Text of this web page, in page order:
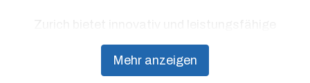
Lösungen und Services zu Versicherungen,
Vorsorge und Risikomanagement aus einer Hand.
Mehr anzeigen